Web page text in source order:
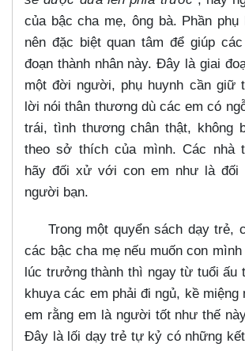
của bậc cha mẹ, ông bà. Phần phụ
nên đặc biệt quan tâm để giúp
đoạn thành nhân này. Đây là giai
một đời người, phụ huynh cần giữ
lời nói thân thương dù các em có
trái, tình thương chân thật, không
theo sở thích của mình. Các nhà
hãy đối xử với con em như là đối
người bạn.
Trong một quyển sách dạy trẻ,
các bậc cha mẹ nếu muốn con
lúc trưởng thành thì ngay từ tuổi ấu
khuya các em phải đi ngủ, kề miệng
em rằng em là người tốt như thế
Đây là lối dạy trẻ tự kỷ có những